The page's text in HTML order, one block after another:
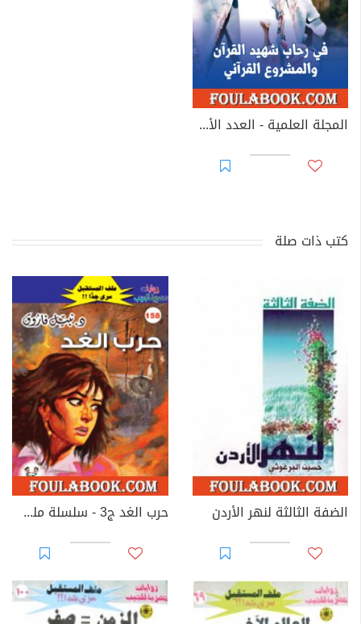
المجلة العلمية - العدد الأول: في رحاب شهيد القرآن والمشروع القرآني
كتب ذات صلة
الضفة الثالثة لنهر الأردن حرب الغد ج3 - سلسلة ملف المستقبل